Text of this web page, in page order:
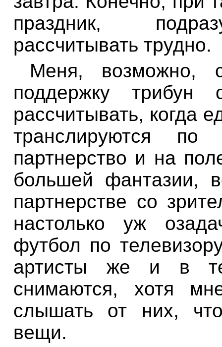
праздник,
рассчитывать трудно.
Меня, возможно,
поддержку трибун
рассчитывать, когда
транслируются
партнерство и на
большей фантазии,
партнерстве со
настолько уж
футбол по
артисты же и в
снимаются, хотя
слышать от них,
вещи.